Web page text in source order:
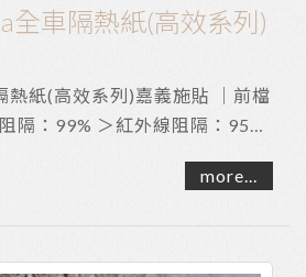
全車隔熱紙(高效系列)
熱紙(高效系列)嘉義施貼 ｜前檔
隔：99% ＞紅外線阻隔：95%
more...